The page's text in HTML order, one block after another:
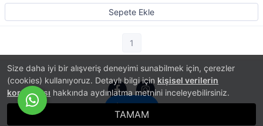
Size daha iyi bir alışveriş deneyimi sunabilmek için, çerezler
(cookies) kullanıyoruz. Detaylı bilgi için kişisel verilerin
korunması hakkında aydınlatma metnini inceleyebilirsiniz.
TAMAM
Sepete Ekle
1
İletişim
E-Ticaret Sistemi